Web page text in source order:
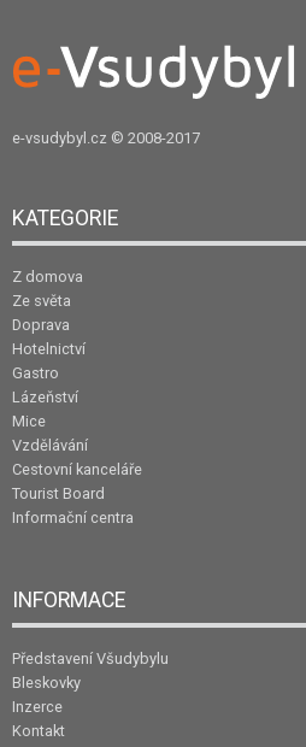
e-vsudybyl.cz © 2008-2017
KATEGORIE
Z domova
Ze světa
Doprava
Hotelnictví
Gastro
Lázeňství
Mice
Vzdělávání
Cestovní kanceláře
Tourist Board
Informační centra
INFORMACE
Představení Všudybylu
Bleskovky
Inzerce
Kontakt